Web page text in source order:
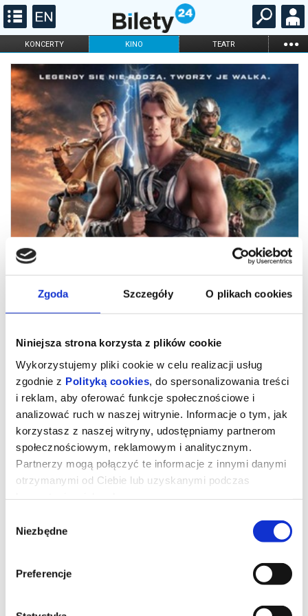
Zgoda Szczegóły O plikach cookies
Niniejsza strona korzysta z plików cookie
Wykorzystujemy pliki cookie w celu realizacji usług
zgodnie z Polityką cookies , do spersonalizowania treści
i reklam, aby oferować funkcje społecznościowe i
analizować ruch w naszej witrynie. Informacje o tym, jak
korzystasz z naszej witryny, udostępniamy partnerom
społecznościowym, reklamowym i analitycznym.
Partnerzy mogą połączyć te informacje z innymi danymi
otrzymanymi od Ciebie lub uzyskanymi podczas
zgody
Niezbędne
Preferencje
KONCERTY KINO TEATR ...
FILHARMONIA OPERA I BALET
DLA DZIECI
ONLINE
Po latach książę Adam wraca na Eternię, by powstrzymać
Szkieletora i jako He-Man ocalić świat oraz swoją rodzinę. Adam
przybywaj!" staje się herosem znanym jako He-man.